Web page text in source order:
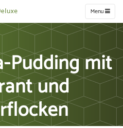
Menu
Pudding mit
und